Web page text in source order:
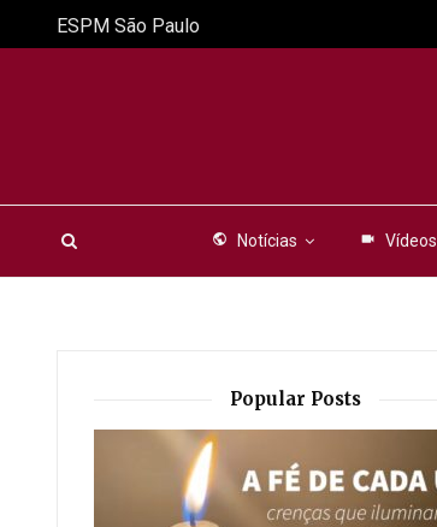
public Notícias videocam Vídeos
ESPM São Paulo
Popular Posts